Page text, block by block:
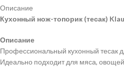
Описание
Кухонный нож-топорик (тесак)
Описание
Профессиональный кухонный тесак
Идеально подходит для мяса,